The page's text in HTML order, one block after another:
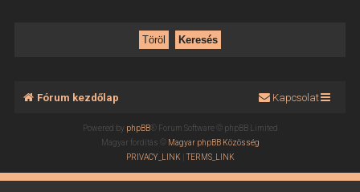
Fórum kezdőlap Kapcsolat
Powered by phpBB® Forum Software © phpBB Limited
Magyar fordítás © Magyar phpBB Közösség
PRIVACY_LINK|TERMS_LINK